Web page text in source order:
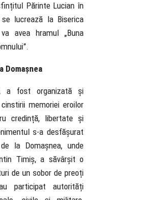
Părinte Lucian în
lucrează la Biserica
avea hramul „Buna
Domașnea
a fost organizată și
memoriei eroilor
credință, libertate și
s-a desfășurat
la Domașnea, unde
Timiș, a săvârșit o
de un sobor de preoți
participat autorități